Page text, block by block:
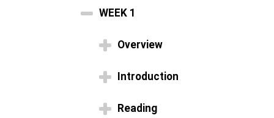
WEEK 1
Overview
Introduction
Reading